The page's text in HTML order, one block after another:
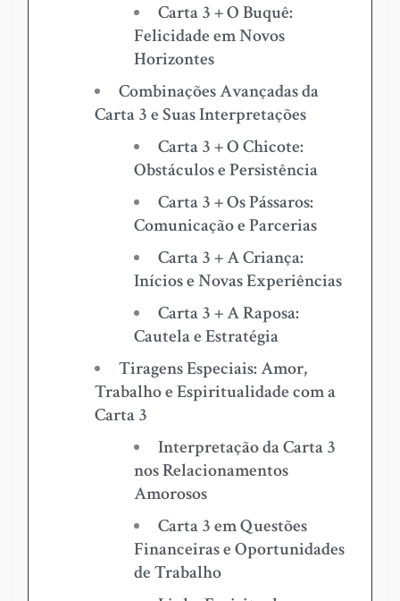
Carta 3 + O Buquê:
Felicidade em Novos
Horizontes
Combinações Avançadas da
Carta 3 e Suas Interpretações
Carta 3 + O Chicote:
Obstáculos e Persistência
Carta 3 + Os Pássaros:
Comunicação e Parcerias
Carta 3 + A Criança:
Inícios e Novas Experiências
Carta 3 + A Raposa:
Cautela e Estratégia
Tiragens Especiais: Amor,
Trabalho e Espiritualidade com a
Carta 3
Interpretação da Carta 3
nos Relacionamentos
Amorosos
Carta 3 em Questões
Financeiras e Oportunidades
de Trabalho